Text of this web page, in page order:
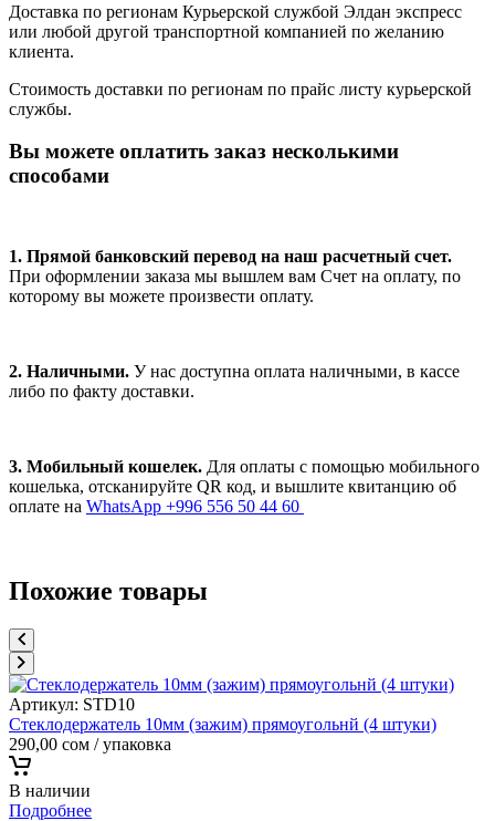
Доставка по регионам Курьерской службой Элдан экспресс
или любой другой транспортной компанией по желанию
клиента.
Стоимость доставки по регионам по прайс листу курьерской
службы.
Вы можете оплатить заказ несколькими
способами
1. Прямой банковский перевод на наш расчетный счет.
При оформлении заказа мы вышлем вам Счет на оплату, по
которому вы можете произвести оплату.
2. Наличными. У нас доступна оплата наличными, в кассе
либо по факту доставки.
3. Мобильный кошелек. Для оплаты с помощью мобильного
кошелька, отсканируйте QR код, и вышлите квитанцию об
оплате на WhatsApp +996 556 50 44 60
Похожие товары
Артикул: STD10
Стеклодержатель 10мм (зажим) прямоугольнй (4 штуки)
290,00 сом / упаковка
В наличии
Подробнее